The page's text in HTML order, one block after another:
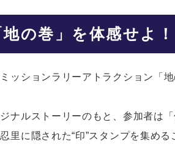
の巻」を体感せよ！
ッションラリーアトラクション「
ナルストーリーのもと、参加者は
里に隠された“印”スタンプを集め